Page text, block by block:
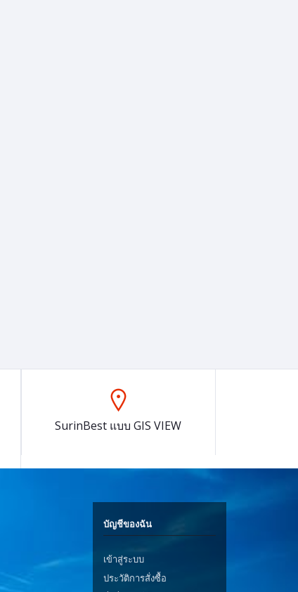
SurinBest แบบ GIS VIEW
บัญชีของฉัน
เข้าสู่ระบบ
ประวัติการสั่งซื้อ